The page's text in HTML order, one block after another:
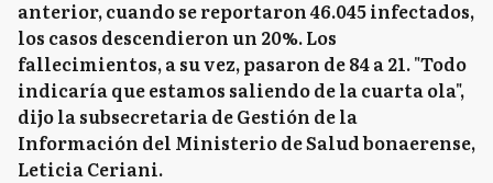
anterior, cuando se reportaron 46.045 infectados,
los casos descendieron un 20%. Los
fallecimientos, a su vez, pasaron de 84 a 21. "Todo
indicaría que estamos saliendo de la cuarta ola",
dijo la subsecretaria de Gestión de la
Información del Ministerio de Salud bonaerense,
Leticia Ceriani.